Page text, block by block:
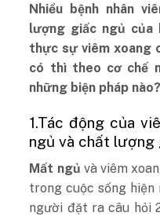
Nhiều bệnh nhân
lượng giấc ngủ của
thực sự viêm xoang
có thì theo cơ chế
những biện pháp nào?
1.Tác động của
ngủ và chất lượng
Mất ngủ và viêm
trong cuộc sống hiện
người đặt ra câu hỏi